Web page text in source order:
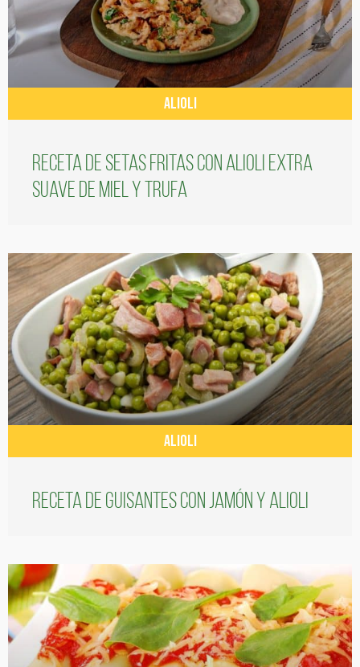
ALIOLI
Receta de setas fritas con alioli extra
suave de miel y trufa
ALIOLI
Receta de guisantes con jamón y alioli